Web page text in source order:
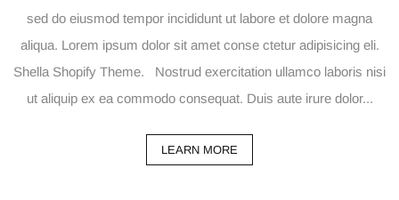
sed do eiusmod tempor incididunt ut labore et dolore magna
aliqua. Lorem ipsum dolor sit amet conse ctetur adipisicing eli.
Shella Shopify Theme. Nostrud exercitation ullamco laboris nisi
ut aliquip ex ea commodo consequat. Duis aute irure dolor...
LEARN MORE